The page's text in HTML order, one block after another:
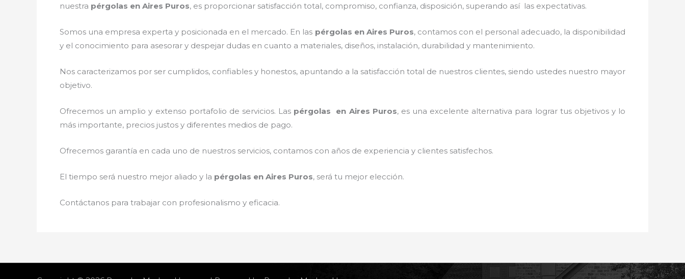
nuestra pérgolas en Aires Puros, es proporcionar satisfacción total, compromiso, confianza, disposición, superando así las expectativas.
Somos una empresa experta y posicionada en el mercado. En las pérgolas en Aires Puros, contamos con el personal adecuado, la disponibilidad
y el conocimiento para asesorar y despejar dudas en cuanto a materiales, diseños, instalación, durabilidad y mantenimiento.
Nos caracterizamos por ser cumplidos, confiables y honestos, apuntando a la satisfacción total de nuestros clientes, siendo ustedes nuestro mayor
objetivo.
Ofrecemos un amplio y extenso portafolio de servicios. Las pérgolas en Aires Puros, es una excelente alternativa para lograr tus objetivos y lo
más importante, precios justos y diferentes medios de pago.
Ofrecemos garantía en cada uno de nuestros servicios, contamos con años de experiencia y clientes satisfechos.
El tiempo será nuestro mejor aliado y la pérgolas en Aires Puros, será tu mejor elección.
Contáctanos para trabajar con profesionalismo y eficacia.